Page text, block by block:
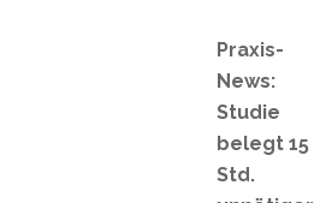
Praxis-
News:
Studie
belegt 15
Std.